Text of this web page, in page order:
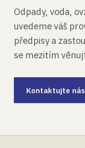
Odpady, voda,
uvedeme váš
předpisy a
se mezitím
Kontaktujte nás